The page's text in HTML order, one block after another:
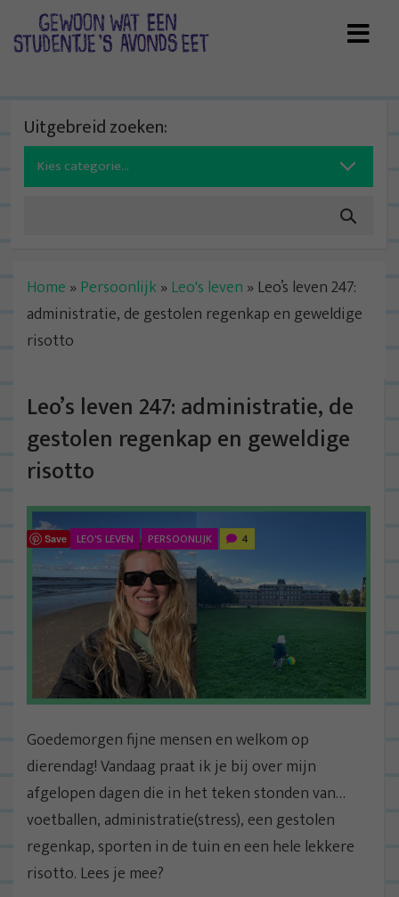
Uitgebreid zoeken:
Search
for:
Home » Persoonlijk» Leo's leven » Leo’s leven 247:
administratie, de gestolen regenkap en geweldige
risotto
Leo’s leven 247: administratie, de
gestolen regenkap en geweldige
risotto
Save LEO'S LEVEN PERSOONLIJK 4
Goedemorgen fijne mensen en welkom op
dierendag! Vandaag praat ik je bij over mijn
afgelopen dagen die in het teken stonden van…
voetballen, administratie(stress), een gestolen
regenkap, sporten in de tuin en een hele lekkere
risotto. Lees je mee?